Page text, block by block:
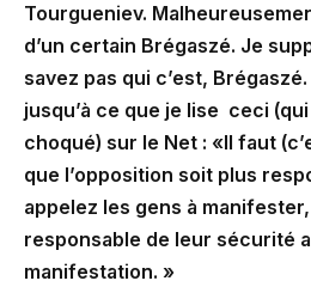
Tourgueniev.
d’un certain Brégaszé. Je
savez pas qui c’est,
jusqu’à ce que je lise ceci (qui
choqué) sur le Net : «Il faut
que l’opposition soit plus
appelez les gens à
responsable de leur sécurité
manifestation. »